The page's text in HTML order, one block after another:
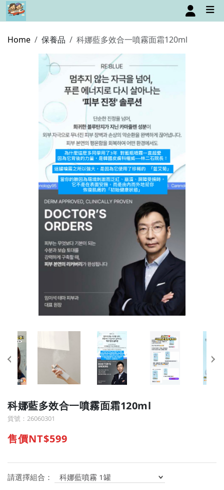
Home 保養品 科娜藍多效合一噴霧面霜120ml
科娜藍多效合一噴霧面霜120ml
貨號：26060301
售價NT$599
請選擇組合：